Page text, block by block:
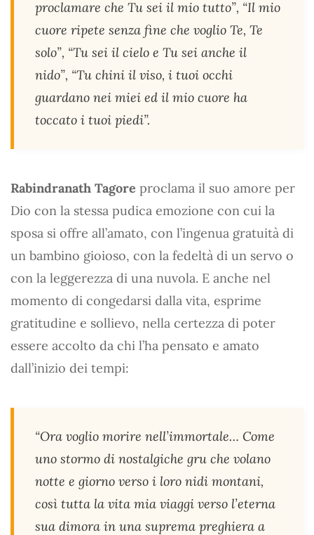
proclamare che Tu sei il mio tutto”, “Il mio
cuore ripete senza fine che voglio Te, Te
solo”, “Tu sei il cielo e Tu sei anche il
nido”, “Tu chini il viso, i tuoi occhi
guardano nei miei ed il mio cuore ha
toccato i tuoi piedi”.
Rabindranath Tagore proclama il suo amore per
Dio con la stessa pudica emozione con cui la
sposa si offre all’amato, con l’ingenua gratuità di
un bambino gioioso, con la fedeltà di un servo o
con la leggerezza di una nuvola. E anche nel
momento di congedarsi dalla vita, esprime
gratitudine e sollievo, nella certezza di poter
essere accolto da chi l’ha pensato e amato
dall’inizio dei tempi:
“Ora voglio morire nell’immortale… Come
uno stormo di nostalgiche gru che volano
notte e giorno verso i loro nidi montani,
così tutta la vita mia viaggi verso l’eterna
sua dimora in una suprema preghiera a